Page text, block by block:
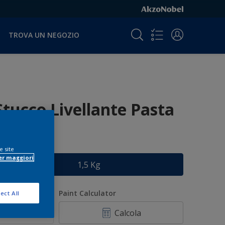
TROVA UN NEGOZIO
Livellante Pasta
1,5 Kg
Paint Calculator
Calcola
site
maggiori
All